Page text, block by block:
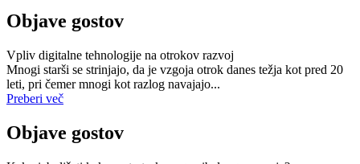
Objave gostov
Vpliv digitalne tehnologije na otrokov razvoj
Mnogi starši se strinjajo, da je vzgoja otrok danes težja kot pred 20
leti, pri čemer mnogi kot razlog navajajo...
Preberi več
Objave gostov